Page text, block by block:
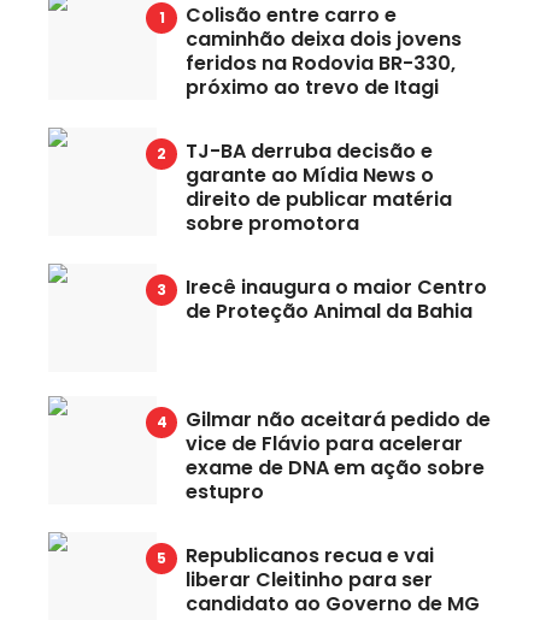
Colisão entre carro e
caminhão deixa dois jovens
feridos na Rodovia BR-330,
próximo ao trevo de Itagi
TJ-BA derruba decisão e
garante ao Mídia News o
direito de publicar matéria
sobre promotora
Irecê inaugura o maior Centro
de Proteção Animal da Bahia
Gilmar não aceitará pedido de
vice de Flávio para acelerar
exame de DNA em ação sobre
estupro
Republicanos recua e vai
liberar Cleitinho para ser
candidato ao Governo de MG